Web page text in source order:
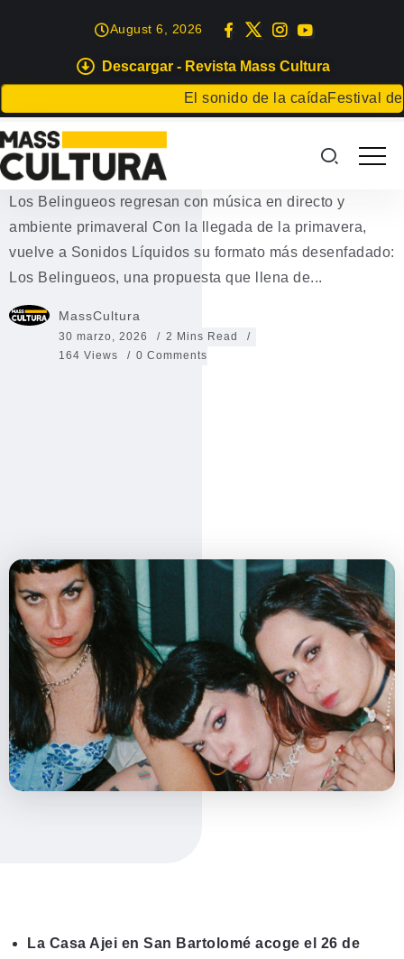
Descargar - Revista Mass Cultura
El sonido de la caídaFestival de
August 6, 2026
EVENTOS
Tiburona protagoniza Los
Belingueos de Sonidos Líquidos
Los Belingueos regresan con música en directo y
ambiente primaveral Con la llegada de la primavera,
vuelve a Sonidos Líquidos su formato más desenfadado:
Los Belingueos, una propuesta que llena de...
MassCultura
30 marzo, 2026
2 Mins Read
164 Views
0 Comments
La Casa Ajei en San Bartolomé acoge el 26 de